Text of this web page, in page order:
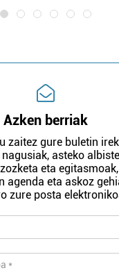
Azken berriak
zaitez gure buletin
asteko
eta
agenda eta askoz
zure posta